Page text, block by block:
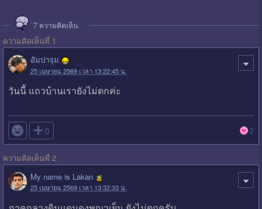
7 ความคิดเห็น
ความคิดเห็นที่ 1
อัมปาจุม
25 เมษายน 2569 เวลา 13:22:45 น.
วันนี้ แถวบ้านเรายังไม่ตกค่ะ
 0 2
ความคิดเห็นที่ 2
My name is Lakan
25 เมษายน 2569 เวลา 13:32:33 น.